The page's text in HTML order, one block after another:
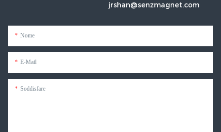
jrshan@senzmagnet.com
Nome
E-Mail
Soddisfare